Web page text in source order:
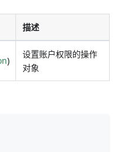
描述
)
设置账户权限的操作
对象